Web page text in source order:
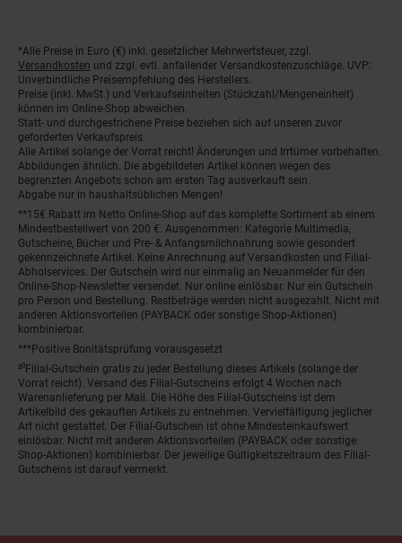
Fußnoten
*Alle Preise in Euro (€) inkl. gesetzlicher Mehrwertsteuer, zzgl.
Versandkosten und zzgl. evtl. anfallender Versandkostenzuschläge. UVP:
Unverbindliche Preisempfehlung des Herstellers.
Preise (inkl. MwSt.) und Verkaufseinheiten (Stückzahl/Mengeneinheit)
können im Online-Shop abweichen.
Statt- und durchgestrichene Preise beziehen sich auf unseren zuvor
geforderten Verkaufspreis.
Alle Artikel solange der Vorrat reicht! Änderungen und Irrtümer vorbehalten.
Abbildungen ähnlich. Die abgebildeten Artikel können wegen des
begrenzten Angebots schon am ersten Tag ausverkauft sein.
Abgabe nur in haushaltsüblichen Mengen!
**15€ Rabatt im Netto Online-Shop auf das komplette Sortiment ab einem
Mindestbestellwert von 200 €. Ausgenommen: Kategorie Multimedia,
Gutscheine, Bücher und Pre- & Anfangsmilchnahrung sowie gesondert
gekennzeichnete Artikel. Keine Anrechnung auf Versandkosten und Filial-
Abholservices. Der Gutschein wird nur einmalig an Neuanmelder für den
Online-Shop-Newsletter versendet. Nur online einlösbar. Nur ein Gutschein
pro Person und Bestellung. Restbeträge werden nicht ausgezahlt. Nicht mit
anderen Aktionsvorteilen (PAYBACK oder sonstige Shop-Aktionen)
kombinierbar.
***Positive Bonitätsprüfung vorausgesetzt
²⁰Filial-Gutschein gratis zu jeder Bestellung dieses Artikels (solange der
Vorrat reicht). Versand des Filial-Gutscheins erfolgt 4 Wochen nach
Warenanlieferung per Mail. Die Höhe des Filial-Gutscheins ist dem
Artikelbild des gekauften Artikels zu entnehmen. Vervielfältigung jeglicher
Art nicht gestattet. Der Filial-Gutschein ist ohne Mindesteinkaufswert
einlösbar. Nicht mit anderen Aktionsvorteilen (PAYBACK oder sonstige
Shop-Aktionen) kombinierbar. Der jeweilige Gültigkeitszeitraum des Filial-
Gutscheins ist darauf vermerkt.